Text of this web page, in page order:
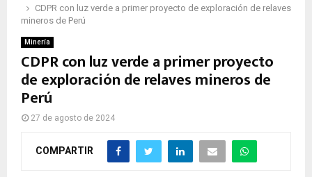
CDPR con luz verde a primer proyecto de exploración de relaves
mineros de Perú
Minería
CDPR con luz verde a primer proyecto
de exploración de relaves mineros de
Perú
27 de agosto de 2024
COMPARTIR